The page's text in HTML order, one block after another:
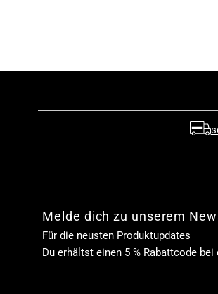
Melde dich zu unserem
Für die neusten Produktupdates
Du erhältst einen 5 % Rabattcode